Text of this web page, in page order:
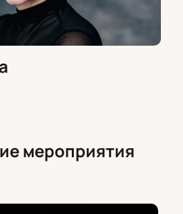
мероприятия